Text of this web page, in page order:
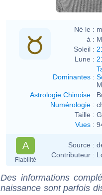
Né le :
à :
Soleil :
Lune :
Dominantes :
Astrologie Chinoise :
Numérologie :
Taille :
Vues :
A
Fiabilité
Source :
Contributeur :
Des informations
naissance sont parfois